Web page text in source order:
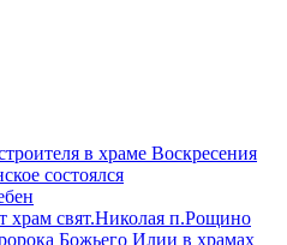
в храме Воскресения
состоялся
свят.Николая п.Рощино
Божьего Илии в храмах